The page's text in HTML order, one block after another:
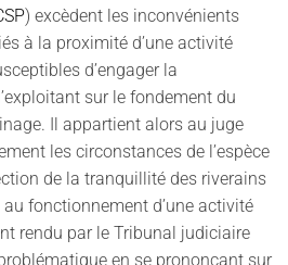
) excèdent les inconvénients
à la proximité d’une activité
d’engager la
sur le fondement du
Il appartient alors au juge
les circonstances de l’espèce
de la tranquillité des riverains
fonctionnement d’une activité
rendu par le Tribunal judiciaire
en se prononçant sur